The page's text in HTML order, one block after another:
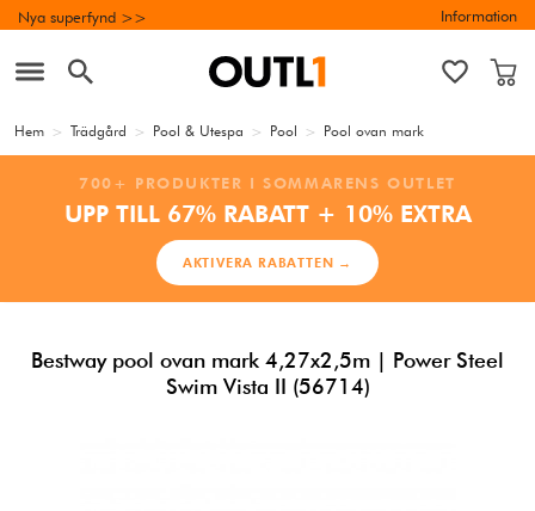
Nya superfynd >> Information
Hem > Trädgård > Pool & Utespa > Pool > Pool ovan mark
700+ PRODUKTER I SOMMARENS OUTLET
UPP TILL 67% RABATT + 10% EXTRA
AKTIVERA RABATTEN →
Bestway pool ovan mark 4,27x2,5m | Power Steel
Swim Vista II (56714)